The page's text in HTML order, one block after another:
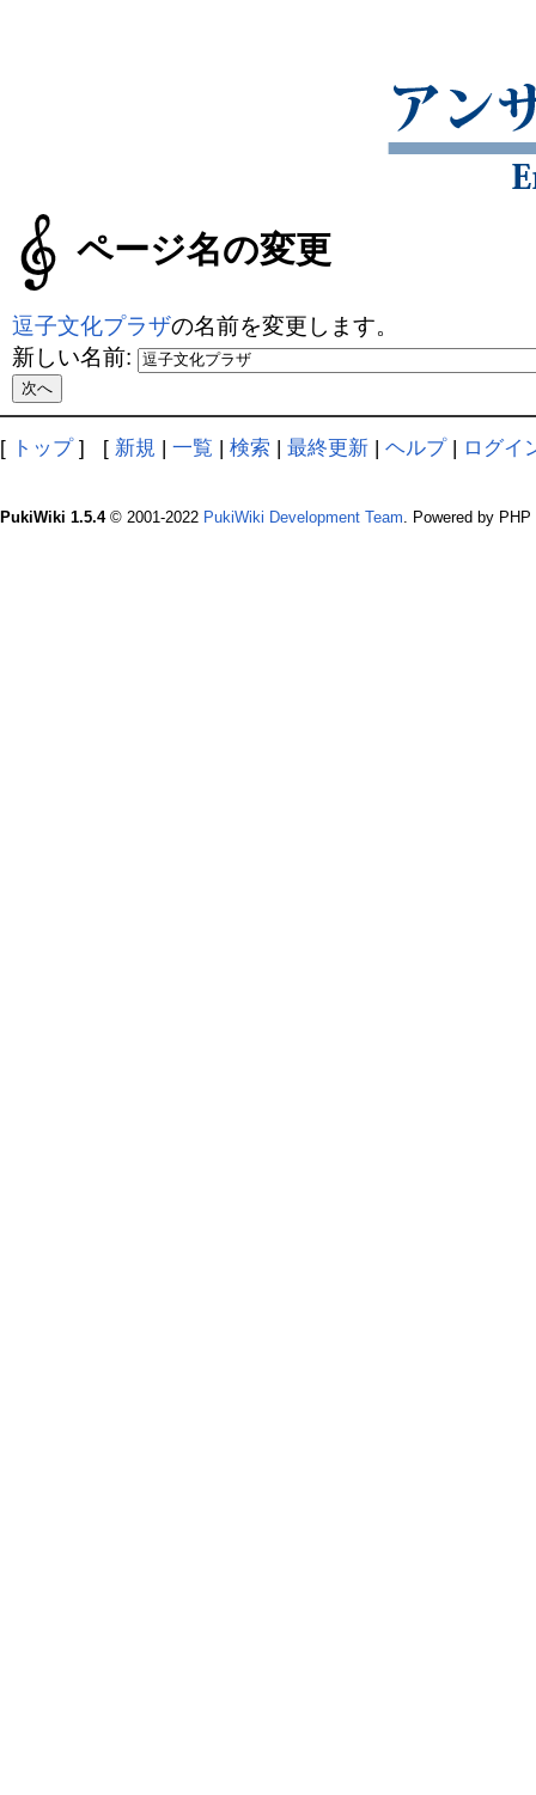
ページ名の変更
逗子文化プラザの名前を変更します。
新しい名前:
[ トップ] [ 新規 | 一覧 | 検索 | 最終更新 | ヘルプ| ログイ
PukiWiki 1.5.4© 2001-2022 PukiWiki Development Team. Powered by